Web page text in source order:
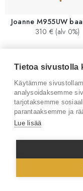
Joanne M955UW
310 € (alv 0%)
Chloe M934UU ST
360 € (alv 0%)
Tietoa sivustolla
Käytämme
analysoidaksemme
tarjotaksemme
parantaaksemme ja
Lue lisää